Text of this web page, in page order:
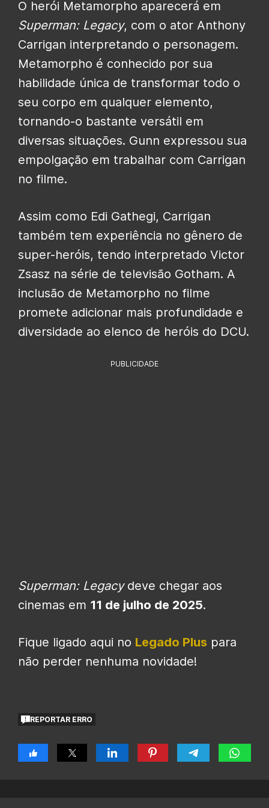
O herói Metamorpho aparecerá em
Superman: Legacy, com o ator Anthony
Carrigan interpretando o personagem.
Metamorpho é conhecido por sua
habilidade única de transformar todo o
seu corpo em qualquer elemento,
tornando-o bastante versátil em
diversas situações. Gunn expressou sua
empolgação em trabalhar com Carrigan
no filme.
Assim como Edi Gathegi, Carrigan
também tem experiência no gênero de
super-heróis, tendo interpretado Victor
Zsasz na série de televisão Gotham. A
inclusão de Metamorpho no filme
promete adicionar mais profundidade e
diversidade ao elenco de heróis do DCU.
PUBLICIDADE
Superman: Legacydeve chegar aos
cinemas em 11 de julho de 2025.
Fique ligado aqui no Legado Plus para
não perder nenhuma novidade!
REPORTAR ERRO